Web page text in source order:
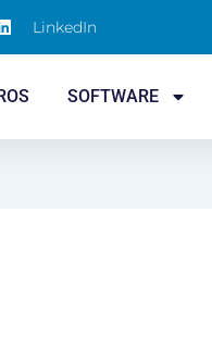
LinkedIn
SOFTWARE